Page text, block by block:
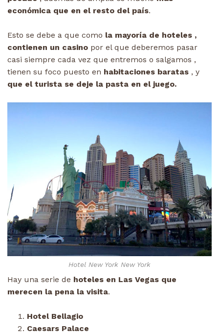
económica que en el resto del país.
Esto se debe a que como la mayoría de hoteles ,
contienen un casino por el que deberemos pasar
casi siempre cada vez que entremos o salgamos ,
tienen su foco puesto en habitaciones baratas , y
que el turista se deje la pasta en el juego.
Hotel New York New York
Hay una serie de hoteles en Las Vegas que
merecen la pena la visita.
Hotel Bellagio
Caesars Palace